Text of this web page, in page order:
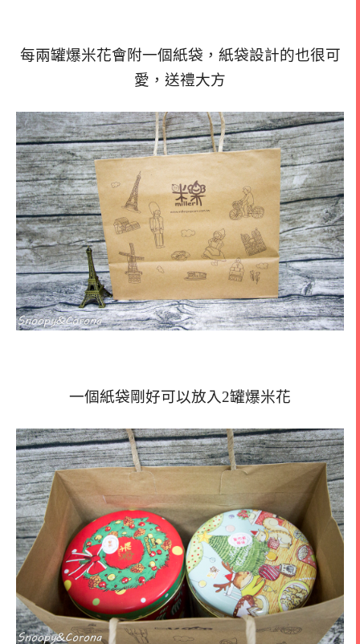
每兩罐爆米花會附一個紙袋，紙袋設計的也很可
愛，送禮大方
一個紙袋剛好可以放入2罐爆米花